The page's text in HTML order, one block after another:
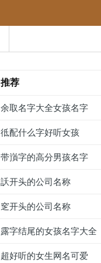
推荐
余取名字大全女孩名字
彽配什么字好听女孩
带嵿字的高分男孩名字
訞开头的公司名称
窆开头的公司名称
露字结尾的女孩名字大全
超好听的女生网名可爱